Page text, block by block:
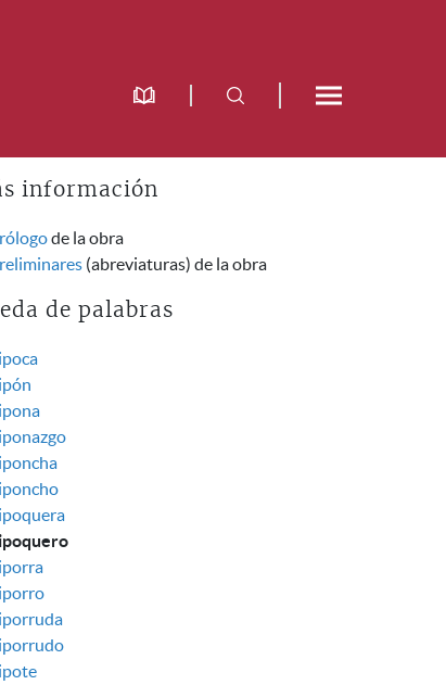
información
de la obra
(abreviaturas) de la obra
de palabras